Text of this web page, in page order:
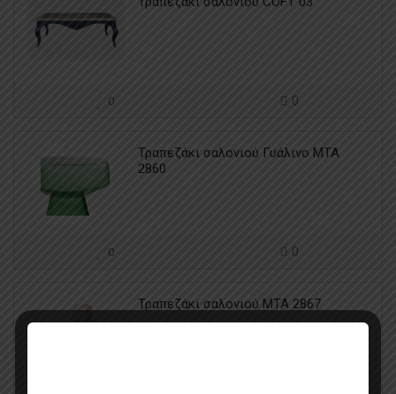
0 0
Τραπεζάκι σαλονιού Γυάλινο MTA
2860
0 0
Τραπεζάκι σαλονιού MTA 2867